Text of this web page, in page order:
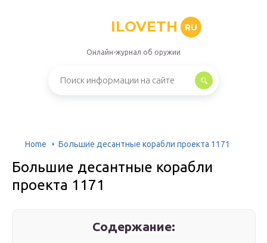
ILOVETH RU
Онлайн-журнал об оружии
Home Большие десантные корабли проекта 1171
Большие десантные корабли
проекта 1171
Содержание: